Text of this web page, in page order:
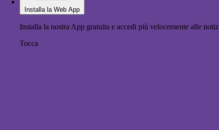
Installa la Web App
Installa la nostra App gratuita e accedi più velocemente alle
Tocca